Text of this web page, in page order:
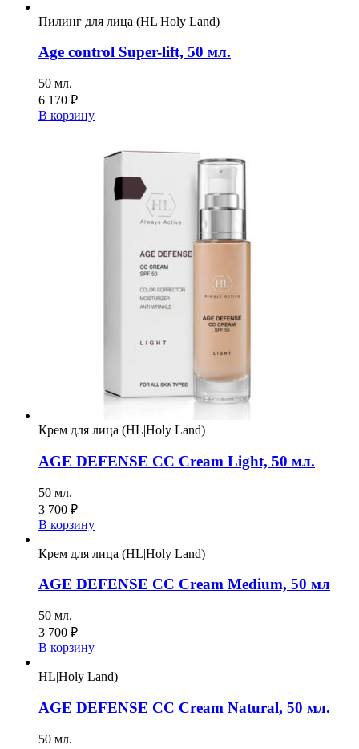
Пилинг для лица (HL|Holy Land)
Age control Super-lift, 50 мл.
50 мл.
6 170 ₽
В корзину
Крем для лица (HL|Holy Land)
AGE DEFENSE CC Cream Light, 50 мл.
50 мл.
3 700 ₽
В корзину
Крем для лица (HL|Holy Land)
AGE DEFENSE CC Cream Medium, 50 мл
50 мл.
3 700 ₽
В корзину
HL|Holy Land)
AGE DEFENSE CC Cream Natural, 50 мл.
50 мл.